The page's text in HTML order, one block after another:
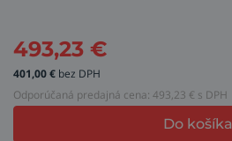
493,23 €
401,00€ bez DPH
Odporúčaná predajná cena: 493,23 € s DPH
Do košíka